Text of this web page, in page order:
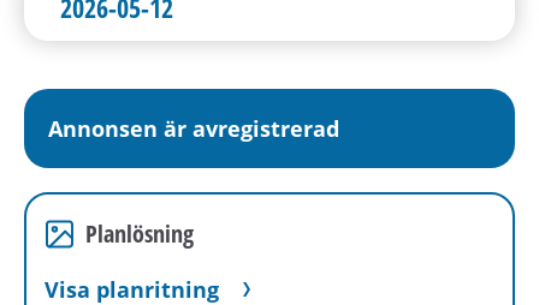
Annonsen är avregistrerad
Planlösning
Visa planritning